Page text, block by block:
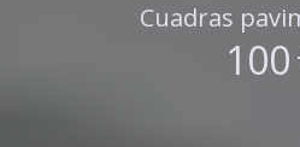
Cuadras
100